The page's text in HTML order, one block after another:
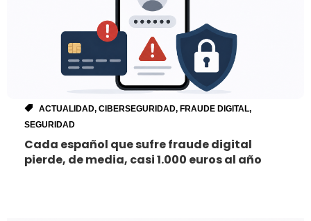
ACTUALIDAD, CIBERSEGURIDAD, FRAUDE DIGITAL,
SEGURIDAD
Cada español que sufre fraude digital
pierde, de media, casi 1.000 euros al año